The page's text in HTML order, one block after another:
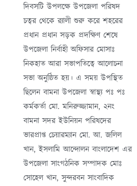
দিবসটি উপলক্ষে উপজেলা পরিষদ
চত্বর থেকে র‌্যালী শুরু করে শহরের
প্রধান প্রধান সড়ক প্রদক্ষিণ শেষে
উপজেলা নির্বাহী অফিসার মোসাঃ
নিকহাত আরা সভাপতিত্বে আলোচনা
সভা অনুষ্ঠিত হয়। এ সময় উপস্থিত
ছিলেন বামনা উপজেলা স্বাস্থ্য পঃ পঃ
কর্মকর্তা মো. মনিরুজ্জামান, ২নং
বামনা সদর ইউনিয়ন পরিষদের
ভারপ্রাপ্ত চেয়ারম্যান মো. আ. জলিল
খান, ইসলামি আন্দোলন বাংলাদেশ এর
উপজেলা সাংগঠনিক সম্পাদক মোঃ
সোহেল খান, সুন্দরবন সাংবাদিক